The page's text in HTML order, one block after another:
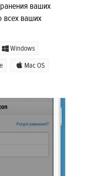
ваших
всех ваших
Windows
Mac OS